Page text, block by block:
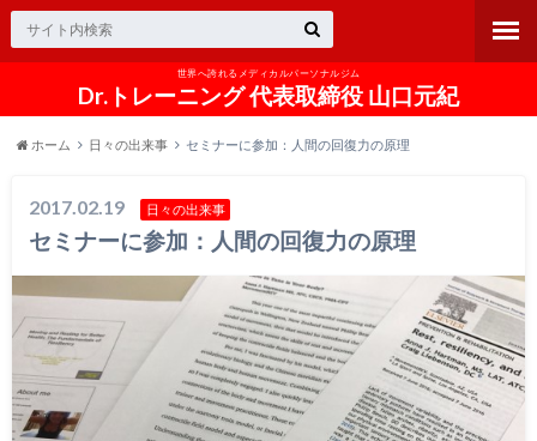
世界へ誇れるメディカルパーソナルジム
Dr.トレーニング 代表取締役 山口元紀
ホーム 日々の出来事 セミナーに参加：人間の回復力の原理
2017.02.19 日々の出来事
セミナーに参加：人間の回復力の原理